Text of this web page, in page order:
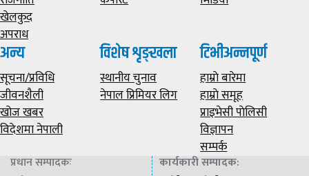
खेलकुद
अपराध
अन्य
सूचना/प्रविधि
जीवनशैली
खोज खबर
विदेशमा नेपाली
विशेष शृङ्खला
स्थानीय चुनाव
नेपाल प्रिमियर लिग
टिभीअन्नपूर्ण
हाम्राे बारेमा
हाम्राे समूह
प्राइभेसी पाेलिसी
विज्ञापन
सम्पर्क
प्रधान सम्पादकः कार्यकारी सम्पादक: